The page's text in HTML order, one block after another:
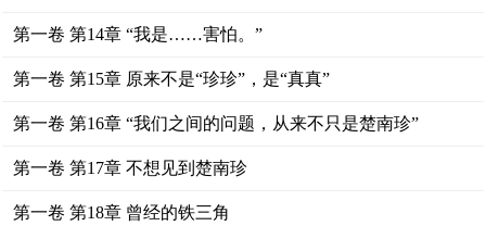
第一卷 第14章 “我是……害怕。”
第一卷 第15章 原来不是“珍珍”，是“真真”
第一卷 第16章 “我们之间的问题，从来不只是楚南珍”
第一卷 第17章 不想见到楚南珍
第一卷 第18章 曾经的铁三角